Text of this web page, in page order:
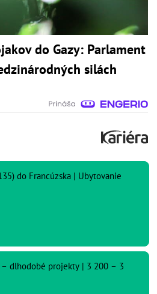
do Gazy: Parlament
silách
do Francúzska | Ubytovanie
– dlhodobé projekty | 3 200 – 3